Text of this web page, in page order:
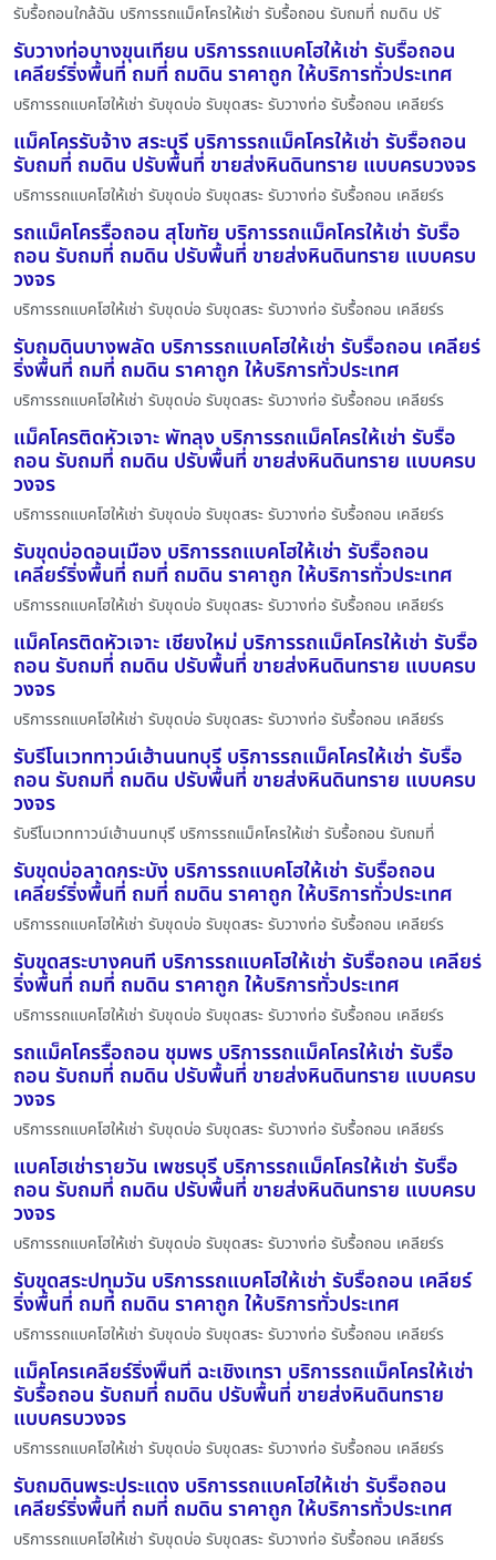
รับรื้อถอนใกล้ฉัน บริการรถแม็คโครให้เช่า รับรื้อถอน รับถมที่ ถมดิน ปรั
รับวางท่อบางขุนเทียน บริการรถแบคโฮให้เช่า รับรื้อถอน
เคลียร์ริ่งพื้นที่ ถมที่ ถมดิน ราคาถูก ให้บริการทั่วประเทศ
บริการรถแบคโฮให้เช่า รับขุดบ่อ รับขุดสระ รับวางท่อ รับรื้อถอน เคลียร์ร
แม็คโครรับจ้าง สระบุรี บริการรถแม็คโครให้เช่า รับรื้อถอน
รับถมที่ ถมดิน ปรับพื้นที่ ขายส่งหินดินทราย แบบครบวงจร
บริการรถแบคโฮให้เช่า รับขุดบ่อ รับขุดสระ รับวางท่อ รับรื้อถอน เคลียร์ร
รถแม็คโครรื้อถอน สุโขทัย บริการรถแม็คโครให้เช่า รับรื้อ
ถอน รับถมที่ ถมดิน ปรับพื้นที่ ขายส่งหินดินทราย แบบครบ
วงจร
บริการรถแบคโฮให้เช่า รับขุดบ่อ รับขุดสระ รับวางท่อ รับรื้อถอน เคลียร์ร
รับถมดินบางพลัด บริการรถแบคโฮให้เช่า รับรื้อถอน เคลียร์
ริ่งพื้นที่ ถมที่ ถมดิน ราคาถูก ให้บริการทั่วประเทศ
บริการรถแบคโฮให้เช่า รับขุดบ่อ รับขุดสระ รับวางท่อ รับรื้อถอน เคลียร์ร
แม็คโครติดหัวเจาะ พัทลุง บริการรถแม็คโครให้เช่า รับรื้อ
ถอน รับถมที่ ถมดิน ปรับพื้นที่ ขายส่งหินดินทราย แบบครบ
วงจร
บริการรถแบคโฮให้เช่า รับขุดบ่อ รับขุดสระ รับวางท่อ รับรื้อถอน เคลียร์ร
รับขุดบ่อดอนเมือง บริการรถแบคโฮให้เช่า รับรื้อถอน
เคลียร์ริ่งพื้นที่ ถมที่ ถมดิน ราคาถูก ให้บริการทั่วประเทศ
บริการรถแบคโฮให้เช่า รับขุดบ่อ รับขุดสระ รับวางท่อ รับรื้อถอน เคลียร์ร
แม็คโครติดหัวเจาะ เชียงใหม่ บริการรถแม็คโครให้เช่า รับรื้อ
ถอน รับถมที่ ถมดิน ปรับพื้นที่ ขายส่งหินดินทราย แบบครบ
วงจร
บริการรถแบคโฮให้เช่า รับขุดบ่อ รับขุดสระ รับวางท่อ รับรื้อถอน เคลียร์ร
รับรีโนเวททาวน์เฮ้านนทบุรี บริการรถแม็คโครให้เช่า รับรื้อ
ถอน รับถมที่ ถมดิน ปรับพื้นที่ ขายส่งหินดินทราย แบบครบ
วงจร
รับรีโนเวททาวน์เฮ้านนทบุรี บริการรถแม็คโครให้เช่า รับรื้อถอน รับถมที่
รับขุดบ่อลาดกระบัง บริการรถแบคโฮให้เช่า รับรื้อถอน
เคลียร์ริ่งพื้นที่ ถมที่ ถมดิน ราคาถูก ให้บริการทั่วประเทศ
บริการรถแบคโฮให้เช่า รับขุดบ่อ รับขุดสระ รับวางท่อ รับรื้อถอน เคลียร์ร
รับขุดสระบางคนที บริการรถแบคโฮให้เช่า รับรื้อถอน เคลียร์
ริ่งพื้นที่ ถมที่ ถมดิน ราคาถูก ให้บริการทั่วประเทศ
บริการรถแบคโฮให้เช่า รับขุดบ่อ รับขุดสระ รับวางท่อ รับรื้อถอน เคลียร์ร
รถแม็คโครรื้อถอน ชุมพร บริการรถแม็คโครให้เช่า รับรื้อ
ถอน รับถมที่ ถมดิน ปรับพื้นที่ ขายส่งหินดินทราย แบบครบ
วงจร
บริการรถแบคโฮให้เช่า รับขุดบ่อ รับขุดสระ รับวางท่อ รับรื้อถอน เคลียร์ร
แบคโฮเช่ารายวัน เพชรบุรี บริการรถแม็คโครให้เช่า รับรื้อ
ถอน รับถมที่ ถมดิน ปรับพื้นที่ ขายส่งหินดินทราย แบบครบ
วงจร
บริการรถแบคโฮให้เช่า รับขุดบ่อ รับขุดสระ รับวางท่อ รับรื้อถอน เคลียร์ร
รับขุดสระปทุมวัน บริการรถแบคโฮให้เช่า รับรื้อถอน เคลียร์
ริ่งพื้นที่ ถมที่ ถมดิน ราคาถูก ให้บริการทั่วประเทศ
บริการรถแบคโฮให้เช่า รับขุดบ่อ รับขุดสระ รับวางท่อ รับรื้อถอน เคลียร์ร
แม็คโครเคลียร์ริ่งพื้นที่ ฉะเชิงเทรา บริการรถแม็คโครให้เช่า
รับรื้อถอน รับถมที่ ถมดิน ปรับพื้นที่ ขายส่งหินดินทราย
แบบครบวงจร
บริการรถแบคโฮให้เช่า รับขุดบ่อ รับขุดสระ รับวางท่อ รับรื้อถอน เคลียร์ร
รับถมดินพระประแดง บริการรถแบคโฮให้เช่า รับรื้อถอน
เคลียร์ริ่งพื้นที่ ถมที่ ถมดิน ราคาถูก ให้บริการทั่วประเทศ
บริการรถแบคโฮให้เช่า รับขุดบ่อ รับขุดสระ รับวางท่อ รับรื้อถอน เคลียร์ร